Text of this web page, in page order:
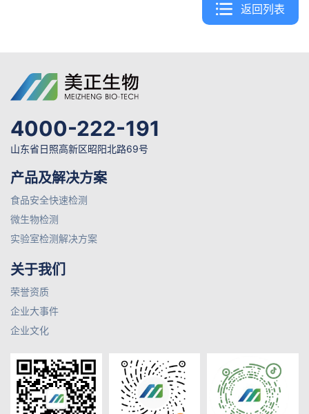
返回列表
4000-222-191
山东省日照高新区昭阳北路69号
产品及解决方案
食品安全快速检测
微生物检测
实验室检测解决方案
关于我们
荣誉资质
企业大事件
企业文化